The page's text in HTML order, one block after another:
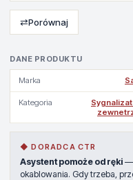
DANE PRODUKTU
Marka
Kategoria
◆ DORADCA CTR
Asystent pomoże od ręki —
okablowania. Gdy trzeba,
⇄Porównaj